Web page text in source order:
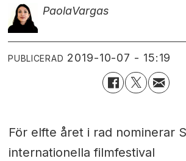
PaolaVargas
PUBLICERAD 2019-10-07 - 15:19
För elfte året i rad nominerar
internationella filmfestival